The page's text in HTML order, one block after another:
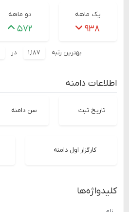
یک ماهه
۹۳۸
دو ماهه
۵۷۲
بهترین رتبه ۱,۱۸۷ در
اطلاعات دامنه
تاریخ ثبت سن دامنه
کارگزار اول دامنه
کلیدواژه‌ها